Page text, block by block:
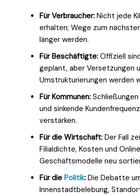
Für Verbraucher: Nicht jede
erhalten; Wege zum
länger werden.
Für Beschäftigte: Offiziell
geplant, aber Versetzungen
Umstrukturierungen werden
Für Kommunen:
und sinkende
verstärken.
Für die Wirtschaft: Der Fall
Filialdichte, Kosten und
Geschäftsmodelle neu
Für die Politik: Die Debatte
Innenstadtbelebung,